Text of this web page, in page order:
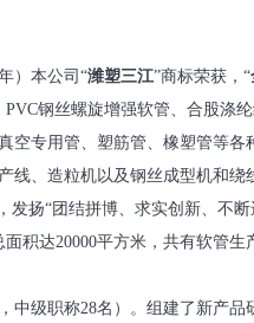
）本公司“潍塑三江”商标荣获，“
钢丝螺旋增强软管、合股涤
空专用管、塑筋管、橡塑管等各
、造粒机以及钢丝成型机和绕
扬“团结拼博、求实创新、不
积达20000平方米，共有软管生
中级职称28名）。组建了新产品